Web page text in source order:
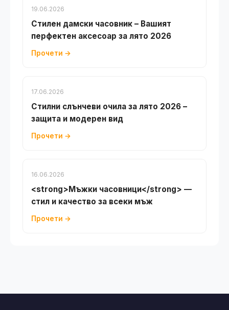
19.06.2026
Стилен дамски часовник – Вашият
перфектен аксесоар за лято 2026
Прочети →
17.06.2026
Стилни слънчеви очила за лято 2026 –
защита и модерен вид
Прочети →
16.06.2026
<strong>Мъжки часовници</strong> —
стил и качество за всеки мъж
Прочети →